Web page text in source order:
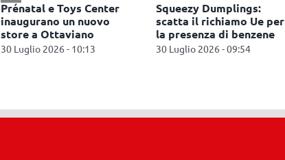
Prénatal e Toys Center
inaugurano un nuovo
store a Ottaviano
30 Luglio 2026 - 10:13
Squeezy Dumplings:
scatta il richiamo Ue per
la presenza di benzene
30 Luglio 2026 - 09:54